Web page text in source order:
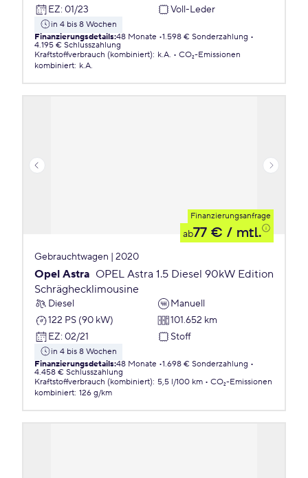
EZ: 01/23 Voll-Leder
in 4 bis 8 Wochen
Finanzierungsdetails:48 Monate 1.598 € Sonderzahlung
4.195 € Schlusszahlung
Kraftstoffverbrauch (kombiniert): k.A.
CO₂-Emissionen
kombiniert: k.A.
Finanzierungsanfrage
ab77 € / mtl.
Gebrauchtwagen | 2020
Opel Astra OPEL Astra 1.5 Diesel 90kW Edition
Schräghecklimousine
Diesel
Manuell
122 PS (90 kW)
101.652 km
EZ: 02/21 Stoff
in 4 bis 8 Wochen
Finanzierungsdetails:48 Monate 1.698 € Sonderzahlung
4.458 € Schlusszahlung
Kraftstoffverbrauch (kombiniert): 5,5 l/100 km
CO₂-Emissionen
kombiniert: 126 g/km